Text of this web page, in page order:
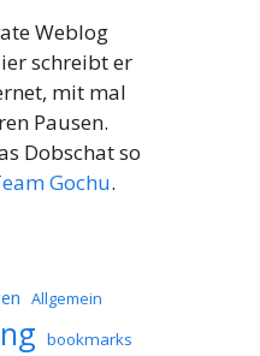
Weblog
schreibt er
mit mal
Pausen.
Dobschat so
Gochu.
Allgemein
bookmarks